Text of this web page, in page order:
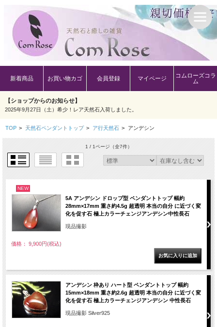
新着商品 お買い物カゴ 会員登録 マイページ
コムローズコラ
ム
【ショップからのお知らせ】
2025年9月27日（土）希少！レア天然石入荷しました。
TOP > 天然石ペンダントトップ > ア行天然石 > アンデシン
1 / 1ページ（全7件）
NEW
5A アンデシン ドロップ型 ペンダントトップ 幅約
28mm×17mm 重さ約4.5g 超透明 本当の自分 に近づく変
化を促す石 極上カラーチェンジアンデシン中性長石
現品撮影
価格： 9,900円(税込)
アンデシン 枠あり ハート型 ペンダントトップ 幅約
15mm×18mm 重さ約2.6g 超透明 本当の自分 に近づく変
化を促す石 極上カラーチェンジアンデシン 中性長石
現品撮影 Silver925